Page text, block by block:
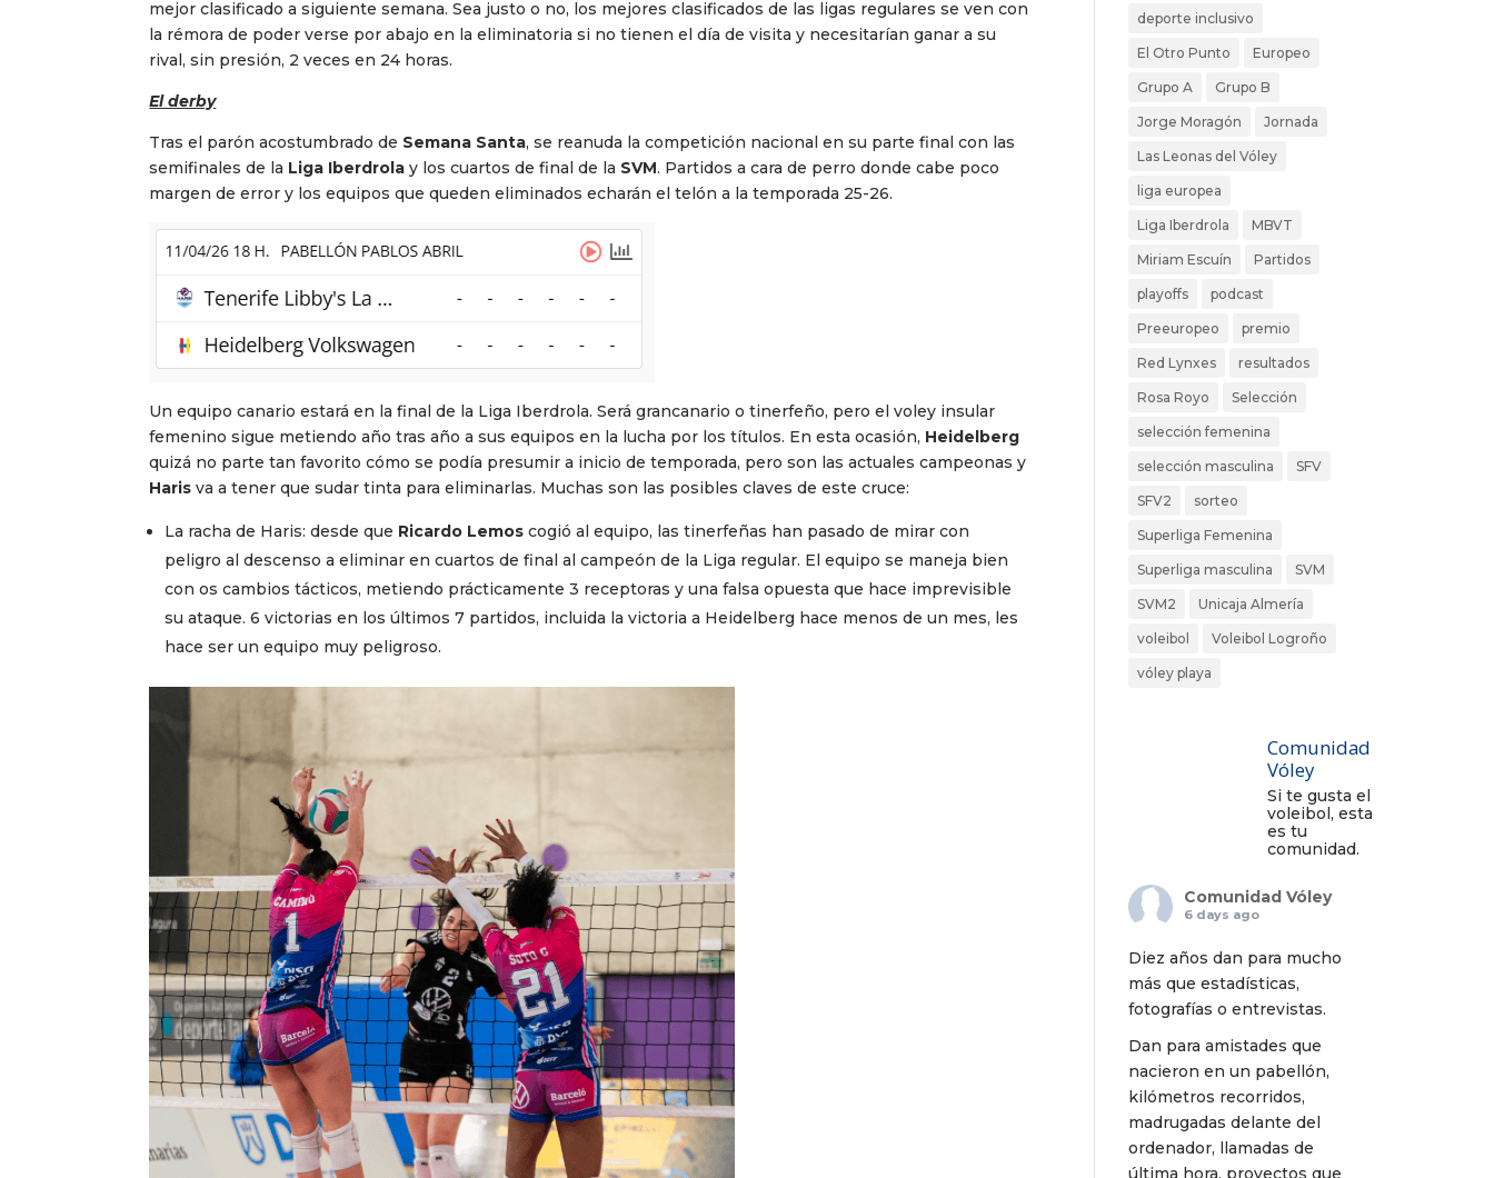
mejor clasificado a siguiente semana.Sea justo o no, los mejores clasificados de las ligas regulares se ven con
la rémora de poder verse por abajo en la eliminatoria si no tienen el día de visita y necesitarían ganar a su
rival, sin presión, 2 veces en 24 horas.
El derby
Tras el parón acostumbrado de Semana Santa, se reanuda la competición nacional en su parte final con las
semifinales de la Liga Iberdrola y los cuartos de final de la SVM. Partidos a cara de perro donde cabe poco
margen de error y los equipos que queden eliminados echarán el telón a la temporada 25-26.
Un equipo canario estará en la final de la Liga Iberdrola. Será grancanario o tinerfeño, pero el voley insular
femenino sigue metiendo año tras año a sus equipos en la lucha por los títulos. En esta ocasión, Heidelberg
quizá no parte tan favorito cómo se podía presumir a inicio de temporada, pero son las actuales campeonas y
Haris va a tener que sudar tinta para eliminarlas. Muchas son las posibles claves de este cruce:
La racha de Haris: desde que Ricardo Lemoscogió al equipo, las tinerfeñas han pasado de mirar con
peligro al descenso a eliminar en cuartos de final al campeón de la Liga regular. El equipo se maneja bien
con os cambios tácticos, metiendo prácticamente 3 receptoras y una falsa opuesta que hace imprevisible
su ataque. 6 victorias en los últimos 7 partidos, incluida la victoria a Heidelberg hace menos de un mes, les
hace ser un equipo muy peligroso.
deporte inclusivo
El Otro Punto Europeo
Grupo A Grupo B
Jorge Moragón Jornada
Las Leonas del Vóley
liga europea
Liga Iberdrola MBVT
Miriam Escuín Partidos
playoffs podcast
Preeuropeo premio
Red Lynxes resultados
Rosa Royo Selección
selección femenina
selección masculina SFV
SFV2 sorteo
Superliga Femenina
Superliga masculina SVM
SVM2 Unicaja Almería
voleibol Voleibol Logroño
vóley playa
Comunidad
Vóley
Si te gusta el
voleibol, esta
es tu
comunidad.
Comunidad Vóley
6 days ago
Diez años dan para mucho
más que estadísticas,
fotografías o entrevistas.
Dan para amistades que
nacieron en un pabellón,
kilómetros recorridos,
madrugadas delante del
ordenador, llamadas de
última hora, proyectos que